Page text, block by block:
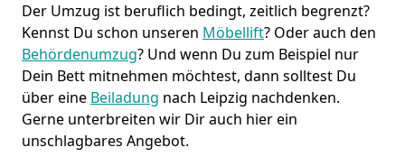
Der Umzug ist beruflich bedingt, zeitlich begrenzt?
Kennst Du schon unseren Möbellift? Oder auch den
Behördenumzug? Und wenn Du zum Beispiel nur
Dein Bett mitnehmen möchtest, dann solltest Du
über eine Beiladung nach Leipzig nachdenken.
Gerne unterbreiten wir Dir auch hier ein
unschlagbares Angebot.